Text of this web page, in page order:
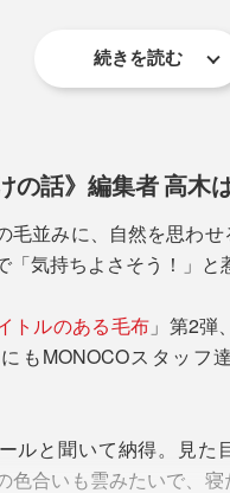
が1.7cmもあるメリノウ
テル100％）に密に編
仕上がりです。
は、ニューマイヤー毛
するための製法でつくっ
いものづくりを追求し
続きを読む
の話》編集者 高木
毛並みに、自然を思わ
「気持ちよさそう！」と
トルのある毛布 」第2弾
もMONOCOスタッフ
ルと聞いて納得。見た
色合いも雲みたいで、